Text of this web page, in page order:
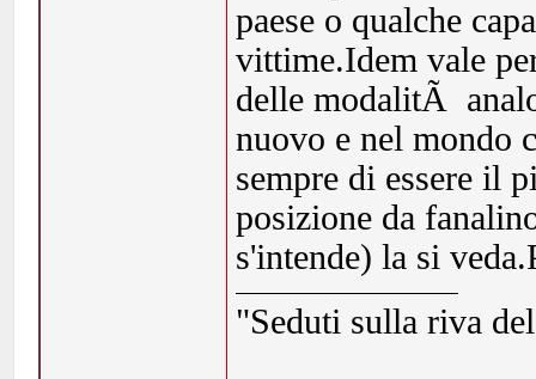
paese o qualche
vittime.Idem vale
delle modalitÃ
nuovo e nel mondo
sempre di essere il
posizione da
s'intende) la si
"Seduti sulla riva